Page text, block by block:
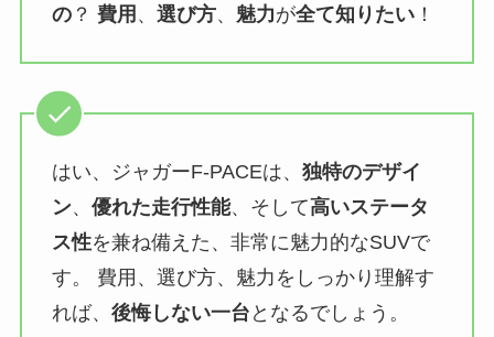
の？ 費用 、 選び方、 魅力が全て知りたい！
はい、ジャガーF-PACEは、 独特のデザイ
ン、 優れた走行性能、そして高いステータ
ス性を兼ね備えた、非常に魅力的なSUVで
す。 費用、選び方、魅力をしっかり理解す
れば、 後悔しない一台 となるでしょう。